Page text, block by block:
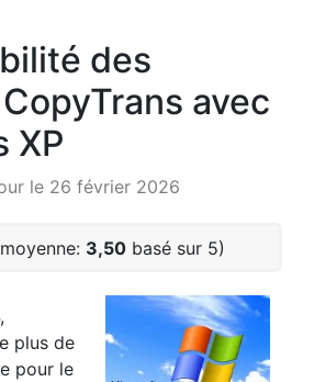
des
avec
XP
le 26 février 2026
3,50basé sur 5)
plus de
pour le